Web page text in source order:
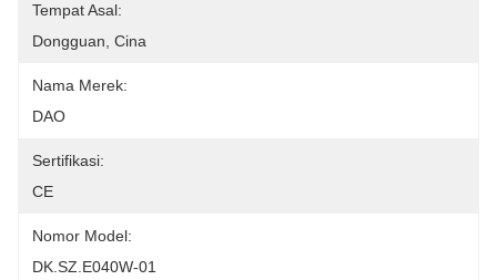
Tempat Asal:
Dongguan, Cina
Nama Merek:
DAO
Sertifikasi:
CE
Nomor Model:
DK.SZ.E040W-01